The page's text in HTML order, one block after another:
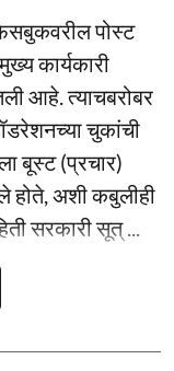
फेसबुकवरील पोस्ट
कार्यकारी
आहे. त्याचबरोबर
चुकांची
बूस्ट (प्रचार)
होते, अशी कबुलीही
सरकारी सूत् ...